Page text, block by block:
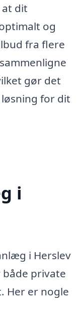
dit
og
fra flere
gør det
for dit
i
i Herslev
private
Her er nogle